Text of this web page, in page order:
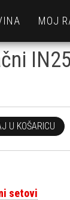
MOJ
količina
U KOŠARICU
setovi